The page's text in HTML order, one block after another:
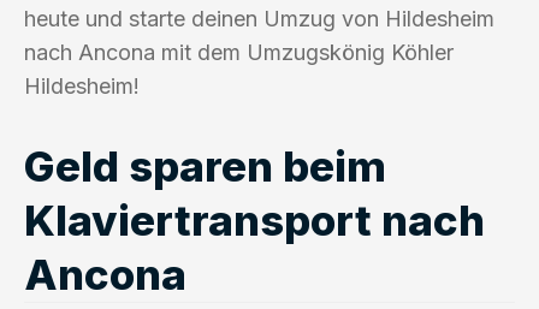
heute und starte deinen Umzug von Hildesheim
nach Ancona mit dem Umzugskönig Köhler
Hildesheim!
Geld sparen beim
Klaviertransport nach
Ancona